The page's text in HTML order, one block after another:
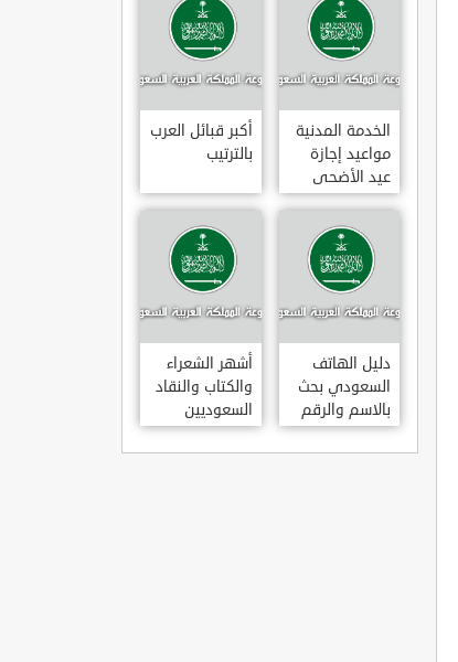
الخدمة المدنية
مواعيد إجازة
عيد الأضحى
لعام 1443هـ
متى عودة
الموظفين
بالسعودية بعد
إجازة عيد
الأضحى 1443
أكبر قبائل العرب
بالترتيب
دليل الهاتف
السعودي بحث
بالاسم والرقم
أشهر الشعراء
والكتاب والنقاد
السعوديين